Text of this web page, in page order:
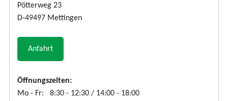
Pötterweg 23
D-49497 Mettingen
Anfahrt
Öffnungszeiten:
Mo - Fr: 8:30 - 12:30 / 14:00 - 18:00